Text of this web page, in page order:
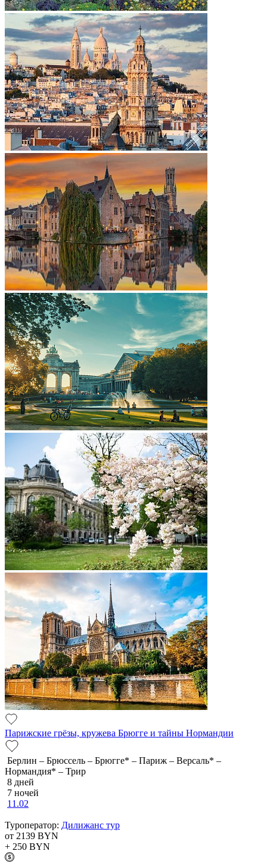
Парижские грёзы, кружева Брюгге и тайны Нормандии
Берлин – Брюссель – Брюгге* – Париж – Версаль* –
Нормандия* – Трир
8 дней
7 ночей
11.02
Туроператор: Дилижанс тур
от 2139 BYN
+ 250 BYN